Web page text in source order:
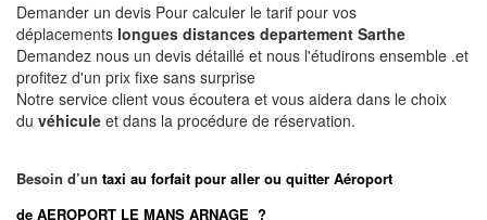
Demander un devis Pour calculer le tarif pour vos
déplacements longues distances departement Sarthe
Demandez nous un devis détaillé et nous l'étudirons ensemble .et
profitez d'un prix fixe sans surprise
Notre service client vous écoutera et vous aidera dans le choix
du véhicule et dans la procédure de réservation.
Besoin d’un taxi au forfait pour aller ou quitter Aéroport
de AEROPORT LE MANS ARNAGE ?